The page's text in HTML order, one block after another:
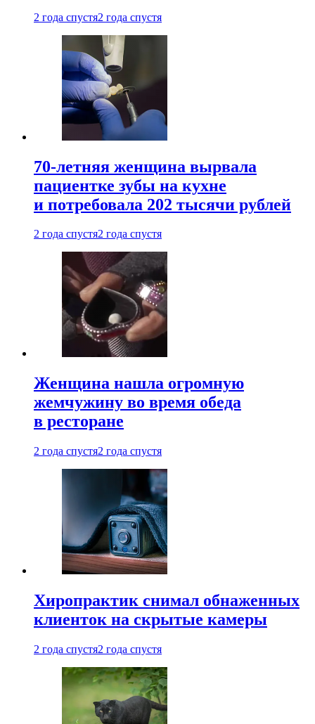
2 года спустя2 года спустя
70-летняя женщина вырвала
пациентке зубы на кухне
и потребовала 202 тысячи рублей
2 года спустя2 года спустя
Женщина нашла огромную
жемчужину во время обеда
в ресторане
2 года спустя2 года спустя
Хиропрактик снимал обнаженных
клиенток на скрытые камеры
2 года спустя2 года спустя